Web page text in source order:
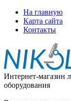
На главную
Карта сайта
Контакты
Интернет-магазин
оборудования